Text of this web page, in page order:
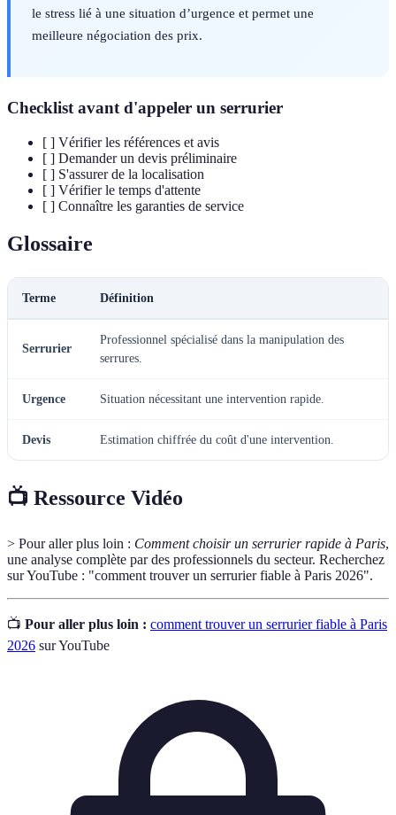
le stress lié à une situation d’urgence et permet une
meilleure négociation des prix.
Checklist avant d'appeler un serrurier
[ ] Vérifier les références et avis
[ ] Demander un devis préliminaire
[ ] S'assurer de la localisation
[ ] Vérifier le temps d'attente
[ ] Connaître les garanties de service
Glossaire
Terme Définition
Serrurier
Professionnel spécialisé dans la manipulation des
serrures.
Urgence Situation nécessitant une intervention rapide.
Devis Estimation chiffrée du coût d'une intervention.
📺 Ressource Vidéo
> Pour aller plus loin : Comment choisir un serrurier rapide à Paris,
une analyse complète par des professionnels du secteur. Recherchez
sur YouTube : "comment trouver un serrurier fiable à Paris 2026".
📺 Pour aller plus loin : comment trouver un serrurier fiable à Paris
2026 sur YouTube